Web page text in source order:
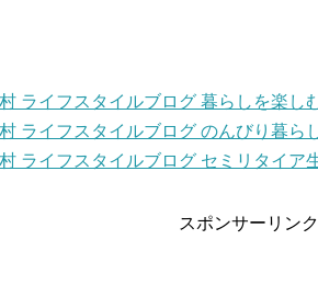
スポンサーリンク